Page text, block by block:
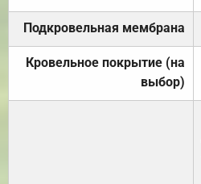
Подкровельная мембрана
Кровельное покрытие (на
выбор)